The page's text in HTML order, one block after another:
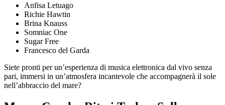
Anfisa Letuago
Richie Hawtin
Brina Knauss
Somniac One
Sugar Free
Francesco del Garda
Siete pronti per un’esperienza di musica elettronica dal vivo senza
pari, immersi in un’atmosfera incantevole che accompagnerà il sole
nell’abbraccio del mare?